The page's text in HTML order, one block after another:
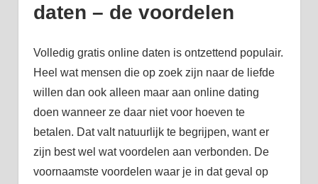
daten – de voordelen
Volledig gratis online daten is ontzettend populair.
Heel wat mensen die op zoek zijn naar de liefde
willen dan ook alleen maar aan online dating
doen wanneer ze daar niet voor hoeven te
betalen. Dat valt natuurlijk te begrijpen, want er
zijn best wel wat voordelen aan verbonden. De
voornaamste voordelen waar je in dat geval op